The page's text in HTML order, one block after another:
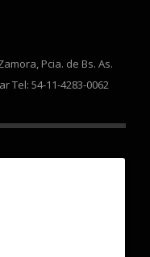
Pcia. de Bs. As.
Tel: 54-11-4283-0062